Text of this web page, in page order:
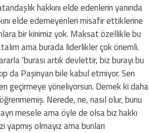
hakkını elde edenlerin yanında
elde edemeyenleri misafir ettiklerine
bir kinimiz yok. Maksat özellikle bu
ama burada liderlikler çok önemli.
‘burası artık devlettir, biz burayı bu
da Paşinyan bile kabul etmiyor. Sen
geçirmeye yöneliyorsun. Demek ki daha
Nerede, ne, nasıl olur, bunu
mesele ama öyle de olsa biz hakkı
olmayız ama bunları